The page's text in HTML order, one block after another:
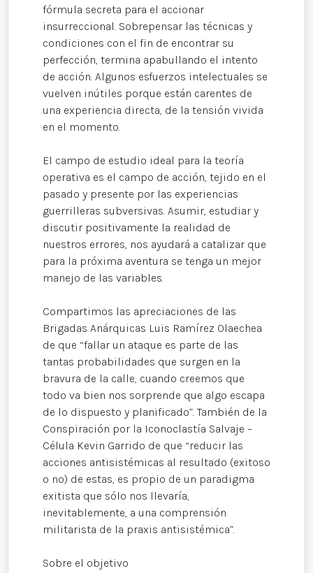
fórmula secreta para el accionar
insurreccional. Sobrepensar las técnicas y
condiciones con el fin de encontrar su
perfección, termina apabullando el intento
de acción. Algunos esfuerzos intelectuales se
vuelven inútiles porque están carentes de
una experiencia directa, de la tensión vivida
en el momento.
El campo de estudio ideal para la teoría
operativa es el campo de acción, tejido en el
pasado y presente por las experiencias
guerrilleras subversivas. Asumir, estudiar y
discutir positivamente la realidad de
nuestros errores, nos ayudará a catalizar que
para la próxima aventura se tenga un mejor
manejo de las variables.
Compartimos las apreciaciones de las
Brigadas Anárquicas Luis Ramírez Olaechea
de que “fallar un ataque es parte de las
tantas probabilidades que surgen en la
bravura de la calle, cuando creemos que
todo va bien nos sorprende que algo escapa
de lo dispuesto y planificado”. También de la
Conspiración por la Iconoclastía Salvaje –
Célula Kevin Garrido de que “reducir las
acciones antisistémicas al resultado (exitoso
o no) de estas, es propio de un paradigma
exitista que sólo nos llevaría,
inevitablemente, a una comprensión
militarista de la praxis antisistémica”.
Sobre el objetivo